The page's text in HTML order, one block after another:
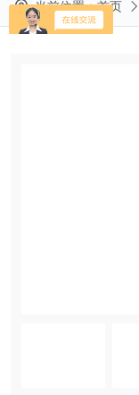
当前位置：首页